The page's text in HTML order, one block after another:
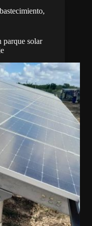
,
parque solar